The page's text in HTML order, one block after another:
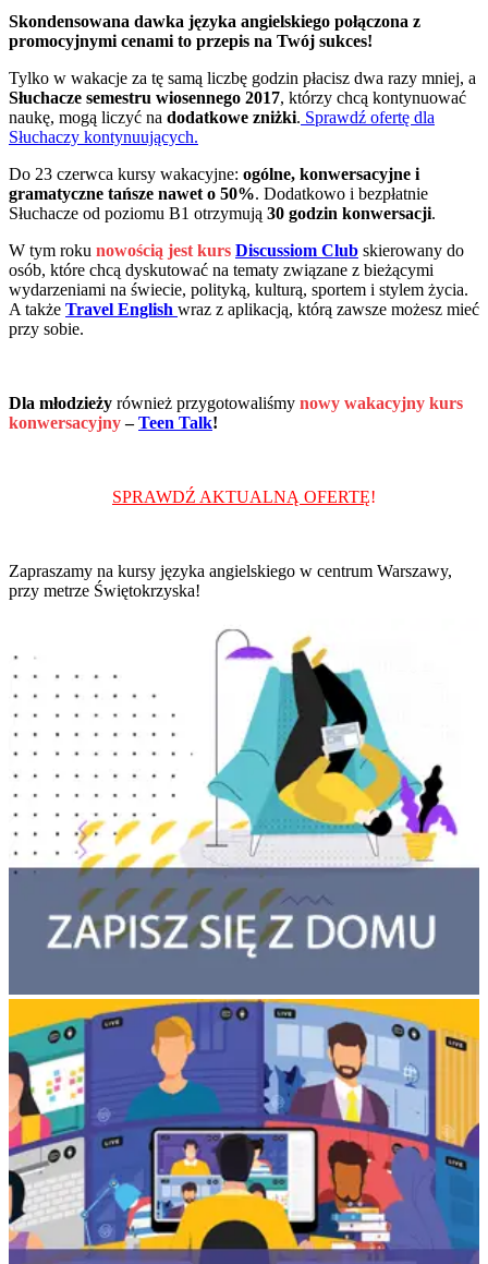
Skondensowana dawka języka angielskiego połączona z
promocyjnymi cenami to przepis na Twój sukces!
Tylko w wakacje za tę samą liczbę godzin płacisz dwa razy mniej, a
Słuchacze semestru wiosennego 2017, którzy chcą kontynuować
naukę, mogą liczyć na dodatkowe zniżki. Sprawdź ofertę dla
Słuchaczy kontynuujących.
Do 23 czerwca kursy wakacyjne: ogólne, konwersacyjne i
gramatyczne tańsze nawet o 50%. Dodatkowo i bezpłatnie
Słuchacze od poziomu B1 otrzymują 30 godzin konwersacji.
W tym roku nowością jest kurs Discussiom Club skierowany do
osób, które chcą dyskutować na tematy związane z bieżącymi
wydarzeniami na świecie, polityką, kulturą, sportem i stylem życia.
A także Travel English wraz z aplikacją, którą zawsze możesz mieć
przy sobie.
Dla młodzieży również przygotowaliśmy nowy wakacyjny kurs
konwersacyjny –Teen Talk!
SPRAWDŹ AKTUALNĄ OFERTĘ!
Zapraszamy na kursy języka angielskiego w centrum Warszawy,
przy metrze Świętokrzyska!